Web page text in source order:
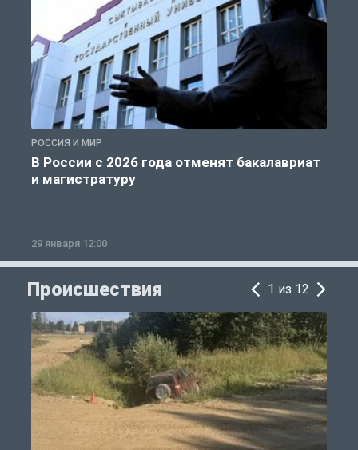
РОССИЯ И МИР
В России с 2026 года отменят бакалавриат
и магистратуру
29 января 12:00
Происшествия 1 из 12